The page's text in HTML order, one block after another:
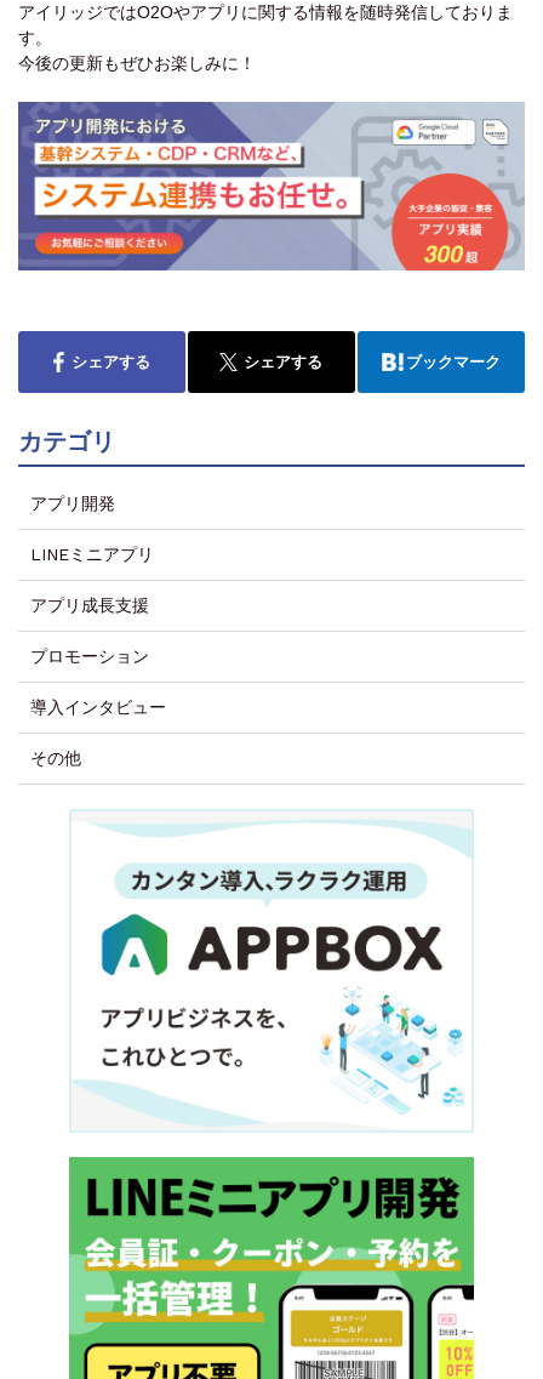
アイリッジではO2Oやアプリに関する情報を随時発信しておりま
す。
今後の更新もぜひお楽しみに！
シェアする シェアする ブックマーク
カテゴリ
アプリ開発
LINEミニアプリ
アプリ成長支援
プロモーション
導入インタビュー
その他